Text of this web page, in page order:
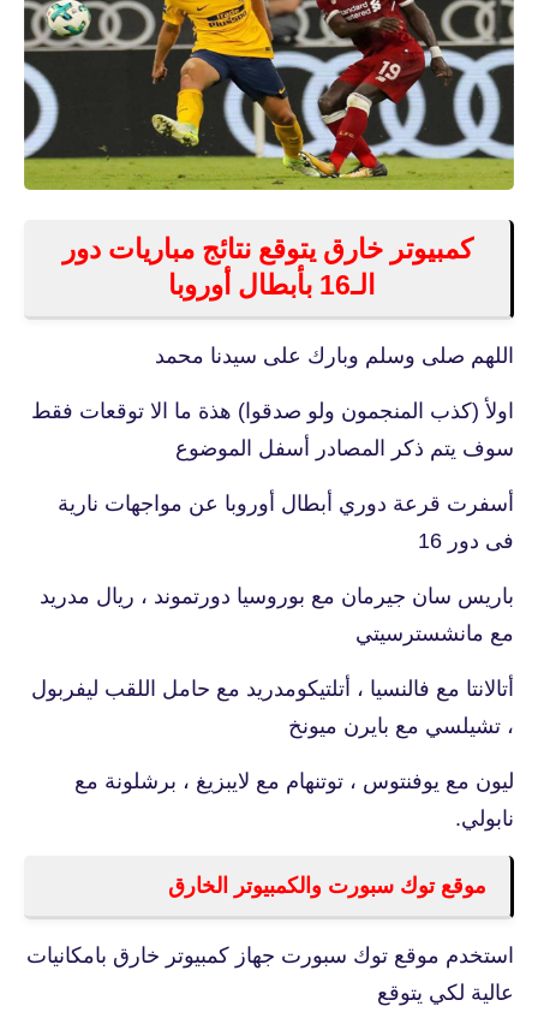
كمبيوتر خارق يتوقع نتائج مباريات دور
الـ16 بأبطال أوروبا
اللهم صلى وسلم وبارك على سيدنا محمد
اولأ (كذب المنجمون ولو صدقوا) هذة ما الا توقعات فقط
سوف يتم ذكر المصادر أسفل الموضوع
أسفرت قرعة دوري أبطال أوروبا عن مواجهات نارية
فى دور 16
باريس سان جيرمان مع بوروسيا دورتموند ، ريال مدريد
مع مانشسترسيتي
أتالانتا مع فالنسيا ، أتلتيكومدريد مع حامل اللقب ليفربول
، تشيلسي مع بايرن ميونخ
ليون مع يوفنتوس ، توتنهام مع لايبزيغ ، برشلونة مع
نابولي.
موقع توك سبورت والكمبيوتر الخارق
استخدم موقع توك سبورت جهاز كمبيوتر خارق بامكانيات
عالية لكي يتوقع